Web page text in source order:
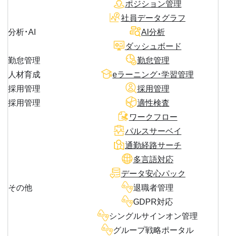
ポジション管理
分析・AI
社員データグラフ
AI分析
ダッシュボード
勤怠管理
勤怠管理
人材育成
eラーニング・学習管理
採用管理
採用管理
採用管理
適性検査
その他
ワークフロー
パルスサーベイ
通勤経路サーチ
多言語対応
データ安心パック
退職者管理
GDPR対応
シングルサインオン管理
グループ戦略ポータル